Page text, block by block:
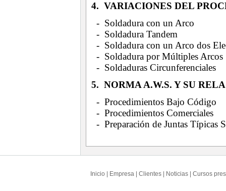
4. VARIACIONES DEL
- Soldadura con un Arco
- Soldadura Tandem
- Soldadura con un Arco dos
- Soldadura por Múltiples Arcos
- Soldaduras Circunferenciales
5. NORMA A.W.S. Y SU
- Procedimientos Bajo Código
- Procedimientos Comerciales
- Preparación de Juntas Típicas
Inicio Empresa Clientes Noticias Cursos